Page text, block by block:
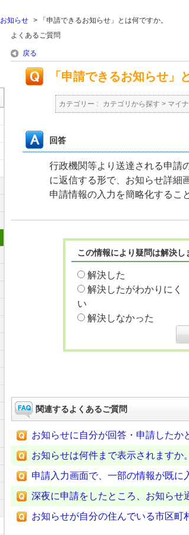
お知らせ > 「申請できるお知らせ」とは何ですか。
よくあるご質問
戻る
「申請できるお知らせ」
カテゴリー : カテゴリから探す > マイ
回答
行政機関等より送達される申請
に返信する形で、お知らせ詳細
申請情報の入力を簡略化するこ
この情報により疑問は解決し
解決した
解決したがわかりにく
い
解決しなかった
関連するよくあるご質問
お知らせに自分が回答・申請したか
お知らせは何件まで表示されますか。
申請入力画面で、一部の情報が既に
深夜に申請をしたところ、お知らせ
お知らせが自分の住んでいる市区町